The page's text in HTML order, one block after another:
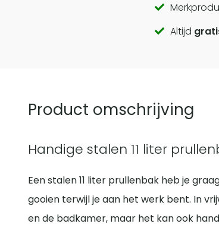
Call
toAltijd
Product omschrijving
Handige stalen 11 liter
Een stalen 11 liter prullenbak heb je
gooien terwijl je aan het werk bent. In
en de badkamer, maar het kan ook